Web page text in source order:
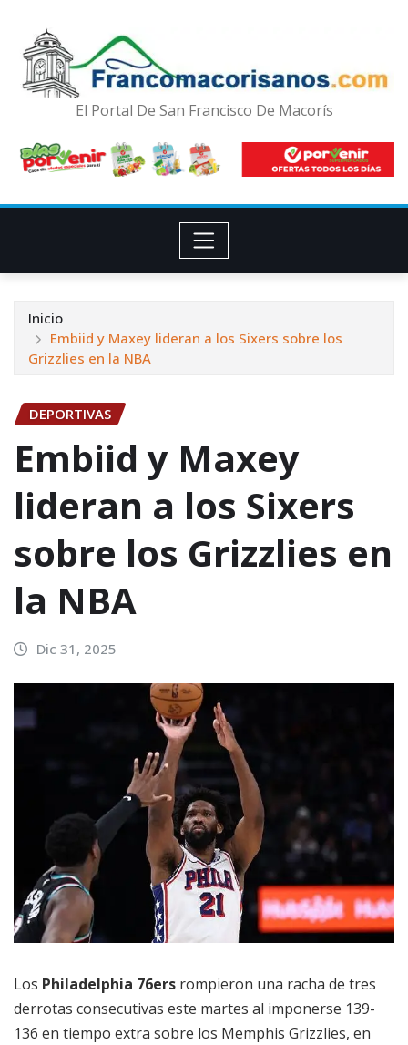
El Portal De San Francisco De Macorís
Inicio
Embiid y Maxey lideran a los Sixers sobre los
Grizzlies en la NBA
DEPORTIVAS
Embiid y Maxey
lideran a los Sixers
sobre los Grizzlies en
la NBA
Dic 31, 2025
Los Philadelphia 76ers rompieron una racha de tres
derrotas consecutivas este martes al imponerse 139-
136 en tiempo extra sobre los Memphis Grizzlies, en